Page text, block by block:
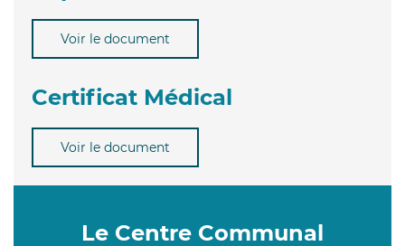
Voir le document
Certificat Médical
Voir le document
Le Centre Communal